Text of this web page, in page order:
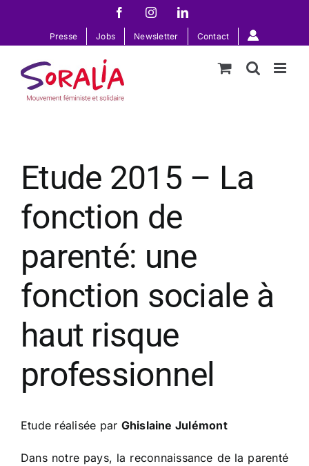
contenu
FacebookInstagramLinkedIn
Presse Jobs Newsletter Contact
Etude 2015 – La
fonction de
parenté: une
fonction sociale à
haut risque
professionnel
​Etude réalisée par Ghislaine Julémont
Dans notre pays, la reconnaissance de la parenté